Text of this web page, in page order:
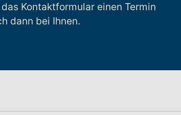
Kontaktformular einen Termin
dann bei Ihnen.